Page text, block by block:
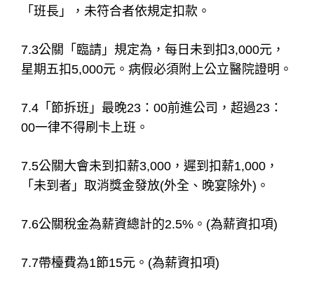
「班長」，未符合者依規定扣款。
7.3公關「臨請」規定為，每日未到扣3,000元，
星期五扣5,000元。病假必須附上公立醫院證明。
7.4「節拆班」最晚23：00前進公司，超過23：
00一律不得刷卡上班。
7.5公關大會未到扣薪3,000，遲到扣薪1,000，
「未到者」取消獎金發放(外全、晚宴除外)。
7.6公關稅金為薪資總計的2.5%。(為薪資扣項)
7.7帶檯費為1節15元。(為薪資扣項)